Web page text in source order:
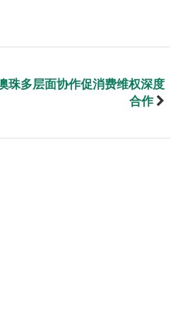
珠多层面协作促消费维权深度
合作